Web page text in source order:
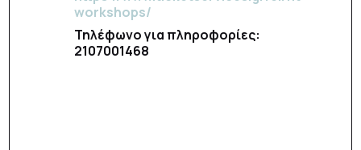
workshops/
Τηλέφωνο για πληροφορίες:
2107001468